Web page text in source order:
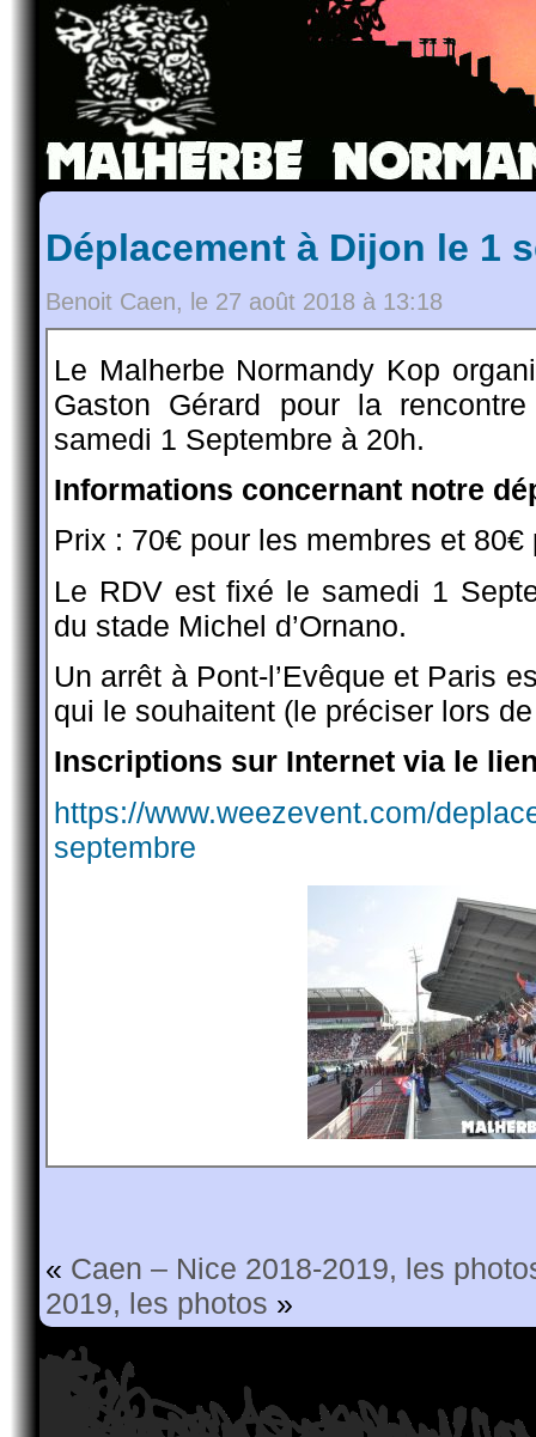
Déplacement à Dijon le 1
Benoit Caen, le 27 août 2018 à 13:18
Le Malherbe Normandy Kop
Gaston Gérard pour la
samedi 1 Septembre à 20h.
Informations concernant notre
Prix : 70€ pour les membres et
Le RDV est fixé le samedi 1
du stade Michel d’Ornano.
Un arrêt à Pont-l’Evêque et Paris
qui le souhaitent (le préciser lors
Inscriptions sur Internet via le
https://www.weezevent.com/
septembre
« Caen – Nice 2018-2019, les
2019, les photos »